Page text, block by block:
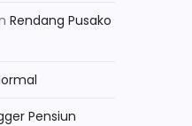
Rendang Pusako
Pensiun